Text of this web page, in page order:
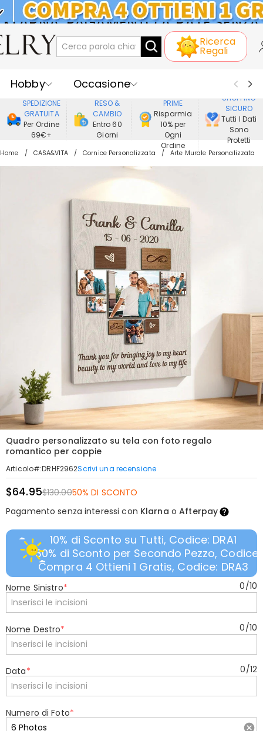
KLARNA: PAGAMENTO A RATE SENZA
INTERESSI
Ricerca
Regali
Hobby
Occasione
Ricevente
Best Seller
Nuovi
Gioielli
Casa&Vita
SPEDIZIONE
GRATUITA
Per Ordine
69€+
RESO &
CAMBIO
Entro 60
Giorni
PRIME
Risparmia
10% per
Ogni
Ordine
SHOPPING
SICURO
Tutti I Dati
Sono
Protetti
Home CASA&VITA Cornice Personalizzata Arte Murale Personalizzata
Quadro personalizzato su tela con foto regalo
romantico per coppie
Articolo#:DRHF2962Scrivi una recensione
$64.95$130.0050% DI SCONTO
Pagamento senza interessi con Klarna oAfterpay
10% di Sconto su Tutti, Codice: DRA1
30% di Sconto per Secondo Pezzo, Codice:
Compra 4 Ottieni 1 Gratis, Codice: DRA3
Nome Sinistro* 0/10
Nome Destro* 0/10
Data* 0/12
Numero di Foto*